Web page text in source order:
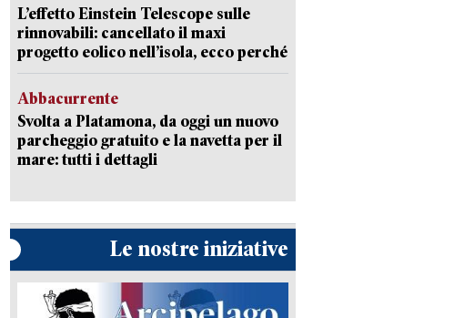
L’effetto Einstein Telescope sulle
rinnovabili: cancellato il maxi
progetto eolico nell’isola, ecco perché
Abbacurrente
Svolta a Platamona, da oggi un nuovo
parcheggio gratuito e la navetta per il
mare: tutti i dettagli
Le nostre iniziative